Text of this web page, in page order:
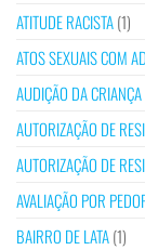
ATITUDE RACISTA(1)
ATOS SEXUAIS COM
AUDIÇÃO DA CRIANÇA
AUTORIZAÇÃO DE
AUTORIZAÇÃO DE
AVALIAÇÃO POR
BAIRRO DE LATA(1)